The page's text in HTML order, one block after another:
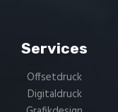
Services
Offsetdruck
Digitaldruck